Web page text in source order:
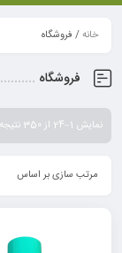
خانه/ فروشگاه
فروشگاه
نمایش 1–24 از 350 نتیجه
مرتب سازی بر اساس